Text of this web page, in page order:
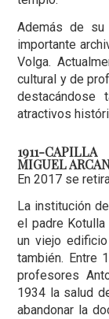
Además de
importante
Volga.
cultural y de
destacándose
atractivos
1911-
MIGUEL
En 2017 se
La institución
el padre
un viejo
también. Entre
profesores
1934 la salud
abandonar la